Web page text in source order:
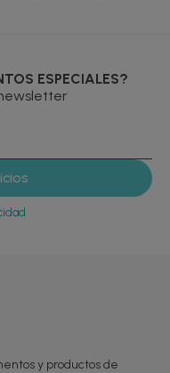
ESPECIALES?
y productos de